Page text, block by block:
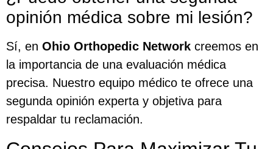
opinión médica sobre mi lesión?
Sí, en Ohio Orthopedic Network creemos en
la importancia de una evaluación médica
precisa. Nuestro equipo médico te ofrece una
segunda opinión experta y objetiva para
respaldar tu reclamación.